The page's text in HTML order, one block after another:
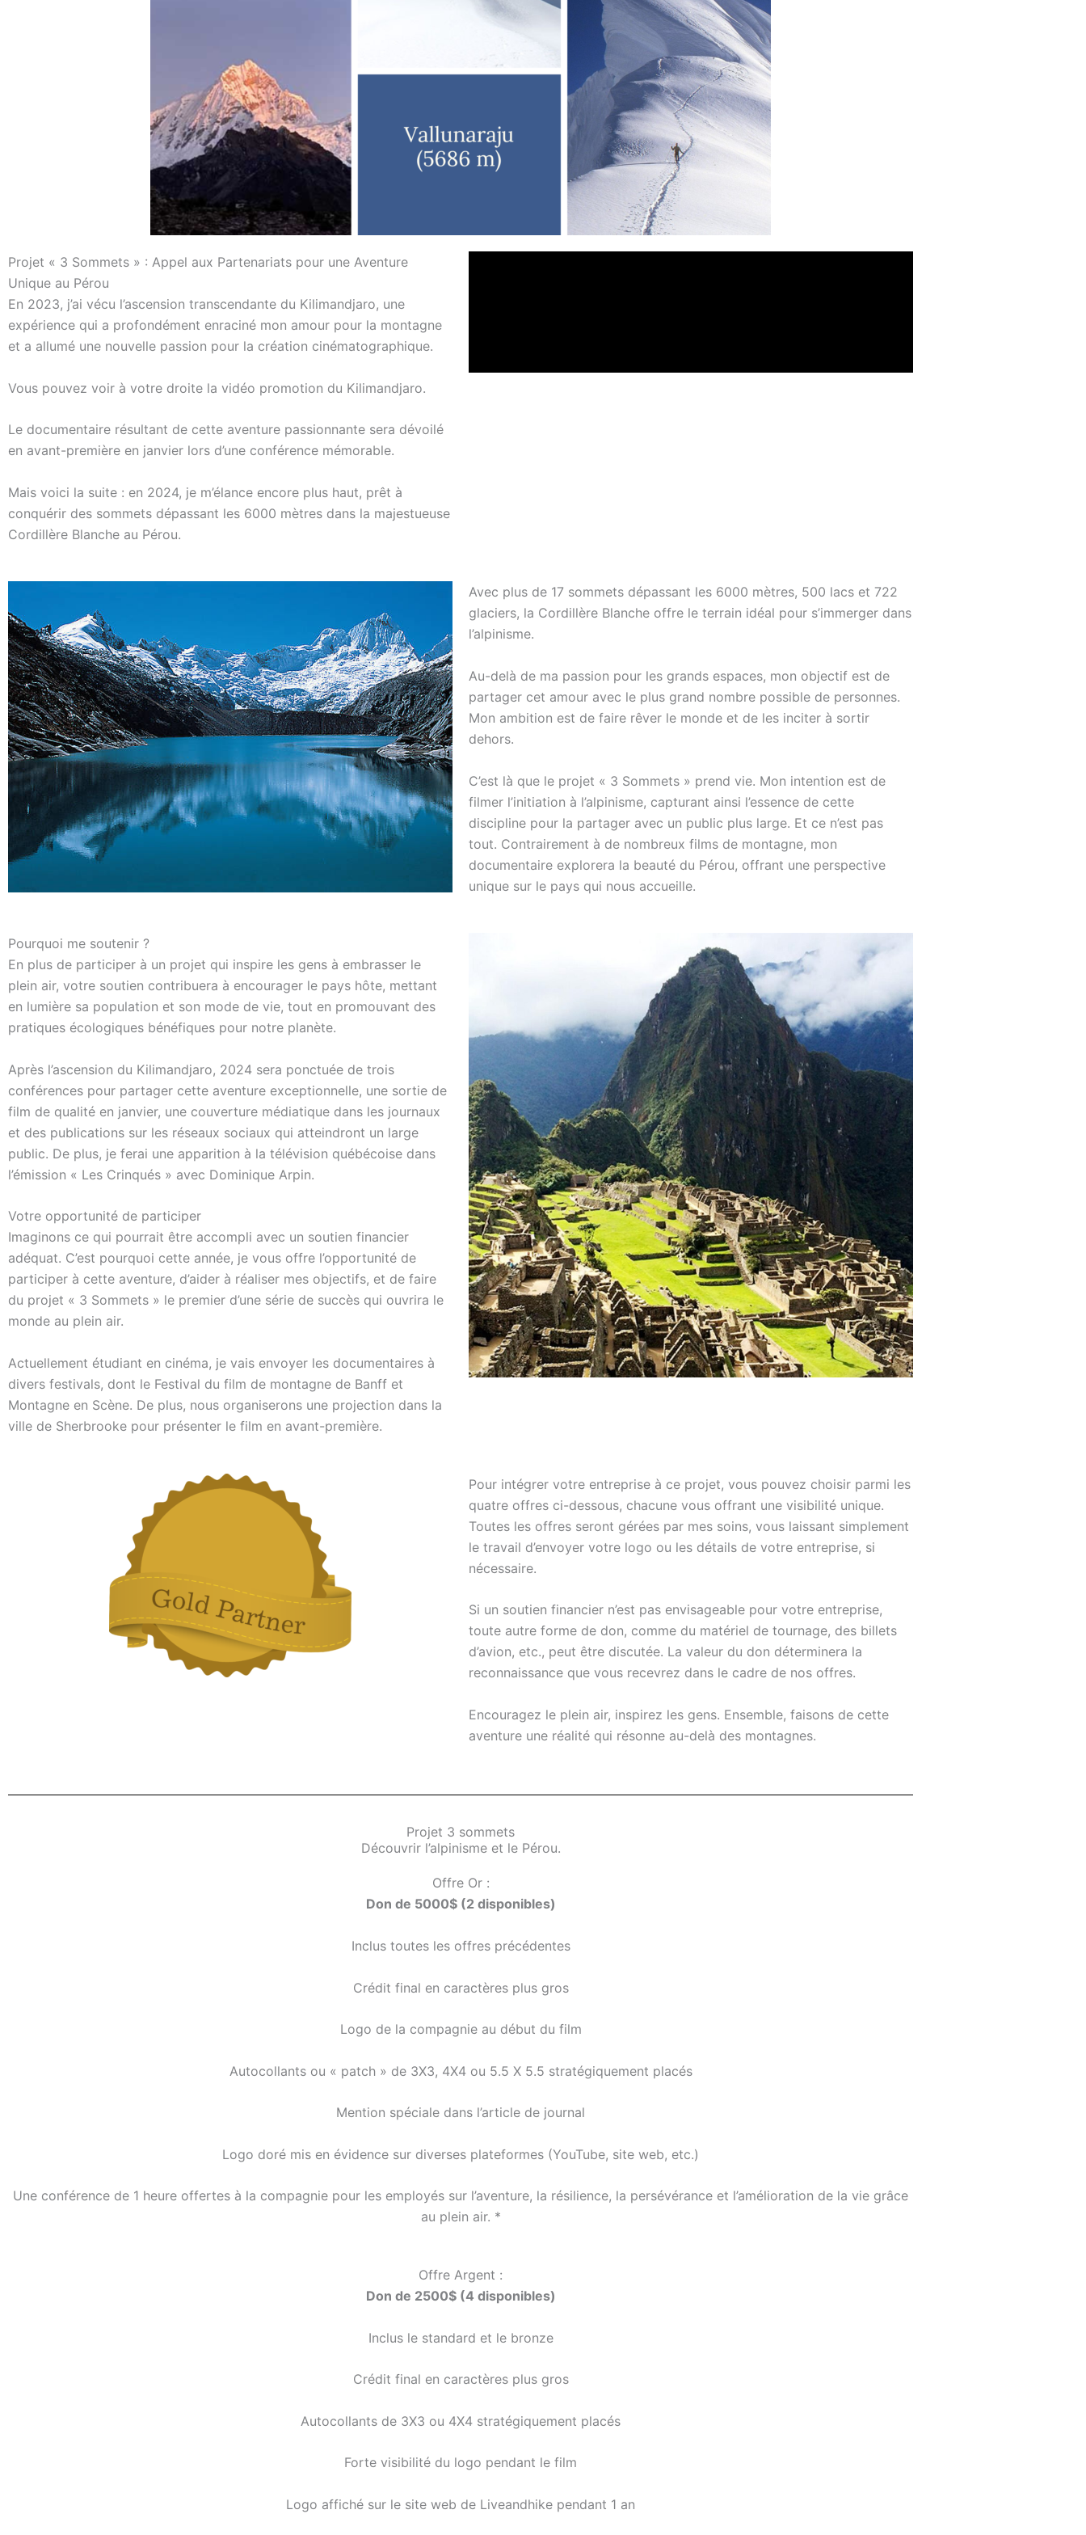
Projet « 3 Sommets » : Appel aux Partenariats pour une Aventure
Unique au Pérou
En 2023, j’ai vécu l’ascension transcendante du Kilimandjaro, une
expérience qui a profondément enraciné mon amour pour la montagne
et a allumé une nouvelle passion pour la création cinématographique.
Vous pouvez voir à votre droite la vidéo promotion du Kilimandjaro.
Le documentaire résultant de cette aventure passionnante sera dévoilé
en avant-première en janvier lors d’une conférence mémorable.
Mais voici la suite : en 2024, je m’élance encore plus haut, prêt à
conquérir des sommets dépassant les 6000 mètres dans la majestueuse
Cordillère Blanche au Pérou.
Avec plus de 17 sommets dépassant les 6000 mètres, 500 lacs et 722
glaciers, la Cordillère Blanche offre le terrain idéal pour s’immerger dans
l’alpinisme.
Au-delà de ma passion pour les grands espaces, mon objectif est de
partager cet amour avec le plus grand nombre possible de personnes.
Mon ambition est de faire rêver le monde et de les inciter à sortir
dehors.
C’est là que le projet « 3 Sommets » prend vie. Mon intention est de
filmer l’initiation à l’alpinisme, capturant ainsi l’essence de cette
discipline pour la partager avec un public plus large. Et ce n’est pas
tout. Contrairement à de nombreux films de montagne, mon
documentaire explorera la beauté du Pérou, offrant une perspective
unique sur le pays qui nous accueille.
Pourquoi me soutenir ?
En plus de participer à un projet qui inspire les gens à embrasser le
plein air, votre soutien contribuera à encourager le pays hôte, mettant
en lumière sa population et son mode de vie, tout en promouvant des
pratiques écologiques bénéfiques pour notre planète.
Après l’ascension du Kilimandjaro, 2024 sera ponctuée de trois
conférences pour partager cette aventure exceptionnelle, une sortie de
film de qualité en janvier, une couverture médiatique dans les journaux
et des publications sur les réseaux sociaux qui atteindront un large
public. De plus, je ferai une apparition à la télévision québécoise dans
l’émission « Les Crinqués » avec Dominique Arpin.
Votre opportunité de participer
Imaginons ce qui pourrait être accompli avec un soutien financier
adéquat. C’est pourquoi cette année, je vous offre l’opportunité de
participer à cette aventure, d’aider à réaliser mes objectifs, et de faire
du projet « 3 Sommets » le premier d’une série de succès qui ouvrira le
monde au plein air.
Actuellement étudiant en cinéma, je vais envoyer les documentaires à
divers festivals, dont le Festival du film de montagne de Banff et
Montagne en Scène. De plus, nous organiserons une projection dans la
ville de Sherbrooke pour présenter le film en avant-première.
Pour intégrer votre entreprise à ce projet, vous pouvez choisir parmi les
quatre offres ci-dessous, chacune vous offrant une visibilité unique.
Toutes les offres seront gérées par mes soins, vous laissant simplement
le travail d’envoyer votre logo ou les détails de votre entreprise, si
nécessaire.
Si un soutien financier n’est pas envisageable pour votre entreprise,
toute autre forme de don, comme du matériel de tournage, des billets
d’avion, etc., peut être discutée. La valeur du don déterminera la
reconnaissance que vous recevrez dans le cadre de nos offres.
Encouragez le plein air, inspirez les gens. Ensemble, faisons de cette
aventure une réalité qui résonne au-delà des montagnes.
Projet 3 sommets
Découvrir l’alpinisme et le Pérou.
Offre Or :
Don de 5000$ (2 disponibles)
Inclus toutes les offres précédentes
Crédit final en caractères plus gros
Logo de la compagnie au début du film
Autocollants ou « patch » de 3X3, 4X4 ou 5.5 X 5.5 stratégiquement placés
Mention spéciale dans l’article de journal
Logo doré mis en évidence sur diverses plateformes (YouTube, site web, etc.)
Une conférence de 1 heure offertes à la compagnie pour les employés sur l’aventure, la résilience, la persévérance et l’amélioration de la vie grâce
au plein air. *
Offre Argent :
Don de 2500$ (4 disponibles)
Inclus le standard et le bronze
Crédit final en caractères plus gros
Autocollants de 3X3 ou 4X4 stratégiquement placés
Forte visibilité du logo pendant le film
Logo affiché sur le site web de Liveandhike pendant 1 an